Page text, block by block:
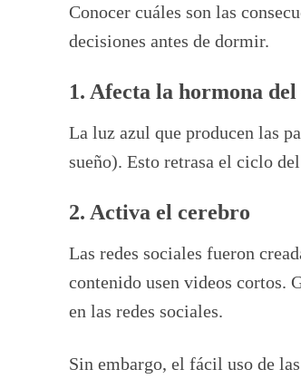
Conocer cuáles son las
decisiones antes de dormir.
1. Afecta la hormona del
La luz azul que producen las
sueño). Esto retrasa el ciclo
2. Activa el cerebro
Las redes sociales fueron
contenido usen videos cortos.
en las redes sociales.
Sin embargo, el fácil uso de